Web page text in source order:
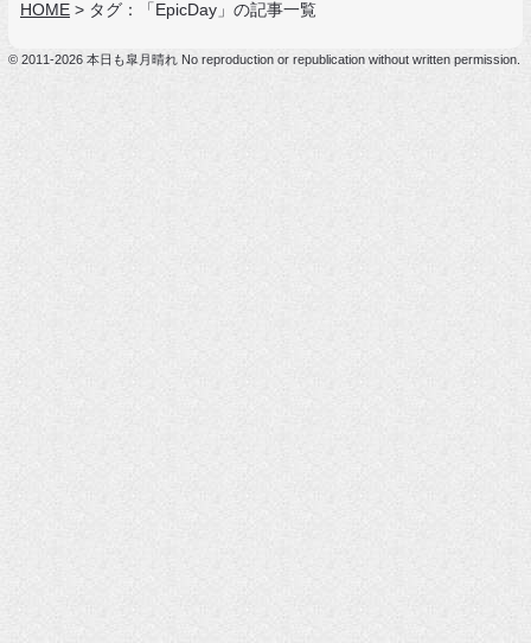
HOME > タグ：「EpicDay」の記事一覧
© 2011-2026 本日も皐月晴れ No reproduction or republication without written permission.